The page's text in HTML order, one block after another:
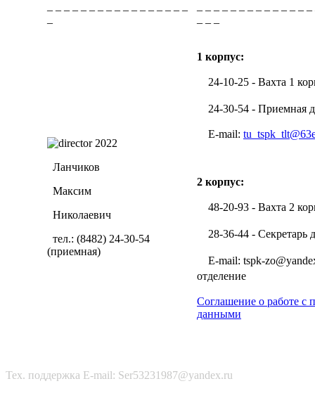
Ланчиков
Максим
Николаевич
тел.: (8482) 24-30-54
(приемная)
1 корпус:
24-10-25 - Вахта 1
24-30-54 - Приемная
E-mail:
2 корпус:
48-20-93 - Вахта 2
28-36-44 - Секретарь
E-mail: tspk-
отделение
Соглашение о работе с
данными
Тех. поддержка E-mail: Ser53231987@yandex.ru